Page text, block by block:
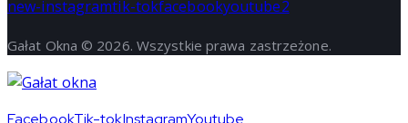
new-instagramtik-tokfacebookyoutube2
Gałat Okna © 2026. Wszystkie prawa zastrzeżone.
FacebookTik-tokInstagramYoutube